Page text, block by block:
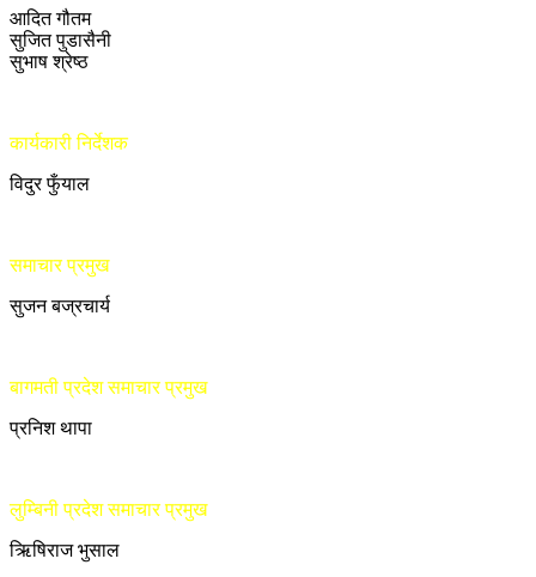
आदित गौतम
सुजित पुडासैनी
सुभाष श्रेष्ठ
कार्यकारी निर्देशक
विदुर फुँयाल
समाचार प्रमुख
सुजन बज्रचार्य
बागमती प्रदेश समाचार प्रमुख
प्रनिश थापा
लुम्बिनी प्रदेश समाचार प्रमुख
ऋिषिराज भुसाल